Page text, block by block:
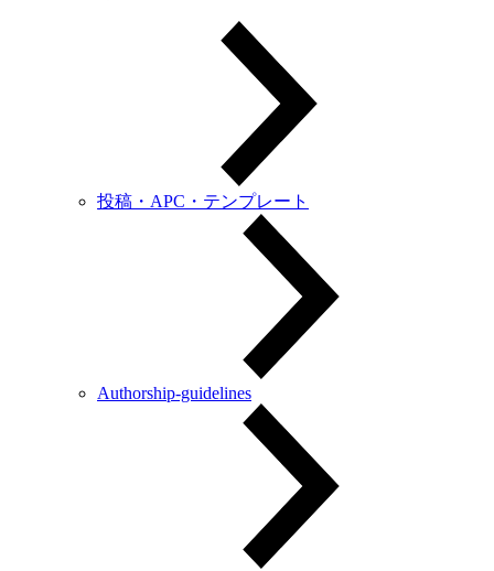
投稿・APC・テンプレート
Authorship-guidelines